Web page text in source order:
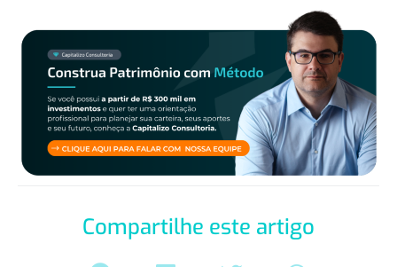
Compartilhe este artigo